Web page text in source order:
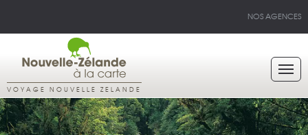
NOS AGENCES
VOYAGE NOUVELLE ZELANDE